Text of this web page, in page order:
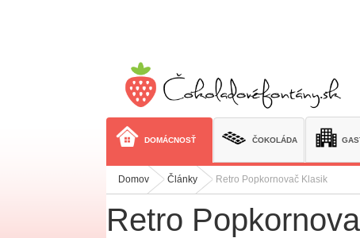
DOMÁCNOSŤ ČOKOLÁDA
Domov Články Retro Popkornovač Klasik
Retro